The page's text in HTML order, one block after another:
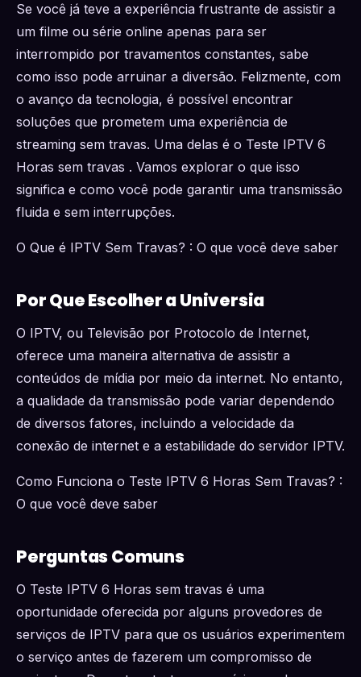
Se você já teve a experiência frustrante de assistir a
um filme ou série online apenas para ser
interrompido por travamentos constantes, sabe
como isso pode arruinar a diversão. Felizmente, com
o avanço da tecnologia, é possível encontrar
soluções que prometem uma experiência de
streaming sem travas. Uma delas é o Teste IPTV 6
Horas sem travas . Vamos explorar o que isso
significa e como você pode garantir uma transmissão
fluida e sem interrupções.
O Que é IPTV Sem Travas? : O que você deve saber
Por Que Escolher a Universia
O IPTV, ou Televisão por Protocolo de Internet,
oferece uma maneira alternativa de assistir a
conteúdos de mídia por meio da internet. No entanto,
a qualidade da transmissão pode variar dependendo
de diversos fatores, incluindo a velocidade da
conexão de internet e a estabilidade do servidor IPTV.
Como Funciona o Teste IPTV 6 Horas Sem Travas? :
O que você deve saber
Perguntas Comuns
O Teste IPTV 6 Horas sem travas é uma
oportunidade oferecida por alguns provedores de
serviços de IPTV para que os usuários experimentem
o serviço antes de fazerem um compromisso de